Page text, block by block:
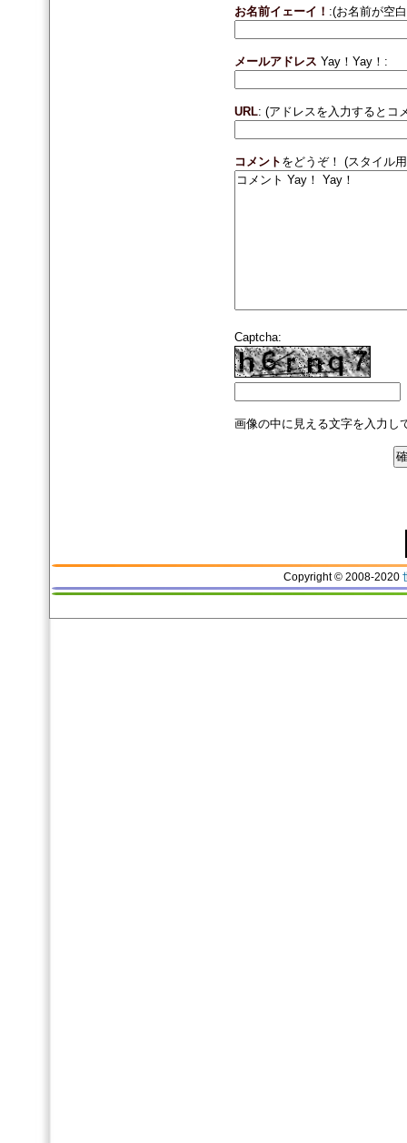
お名前イェーイ！ :(お名前が空
メールアドレス Yay！Yay！:
URL: (アドレスを入力するとコ
コメント をどうぞ！ (スタイル
Captcha:
画像の中に見える文字を入力し
Copyright © 2008-2020